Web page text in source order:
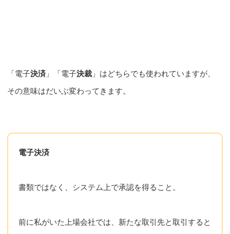
「電子決済 」「電子決裁 」はどちらでも使われていますが、
その意味はだいぶ変わってきます。
電子決済
書類ではなく、システム上で承認を得ること。
前に私がいた上場会社では、新たな取引先と取引すると